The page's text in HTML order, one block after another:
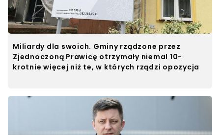
Miliardy dla swoich. Gminy rządzone przez
Zjednoczoną Prawicę otrzymały niemal 10-
krotnie więcej niż te, w których rządzi opozycja